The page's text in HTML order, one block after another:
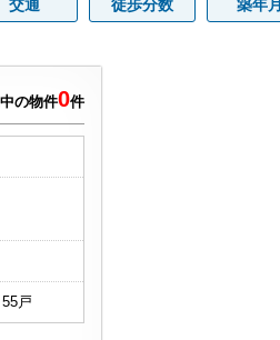
交通 徒歩分数 築年月
の物件0件
55戸